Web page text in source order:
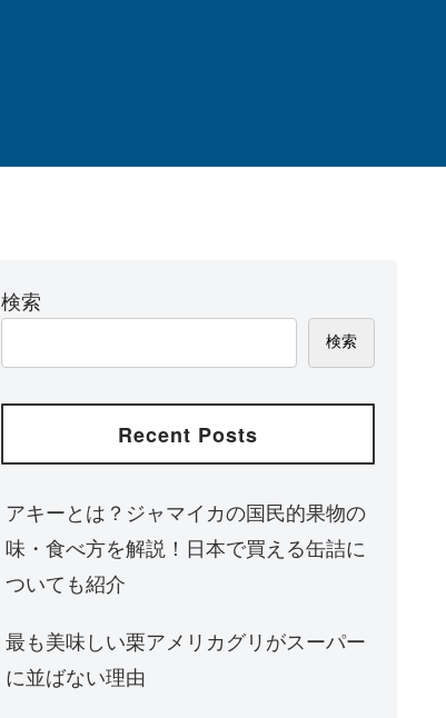
検索
検索
Recent Posts
アキーとは？ジャマイカの国民的果物の
味・食べ方を解説！日本で買える缶詰に
ついても紹介
最も美味しい栗アメリカグリがスーパー
に並ばない理由